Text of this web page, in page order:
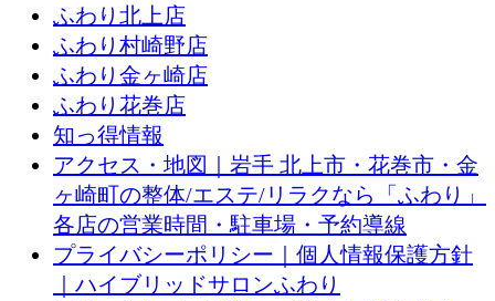
ふわり北上店
ふわり村崎野店
ふわり金ヶ崎店
ふわり花巻店
知っ得情報
アクセス・地図｜岩手 北上市・花巻市・金
ヶ崎町の整体/エステ/リラクなら「ふわり」
各店の営業時間・駐車場・予約導線
プライバシーポリシー｜個人情報保護方針
｜ハイブリッドサロンふわり